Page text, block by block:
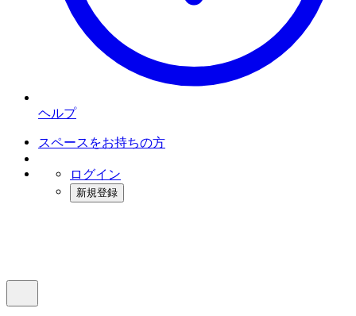
ヘルプ
スペースをお持ちの方
ログイン
新規登録